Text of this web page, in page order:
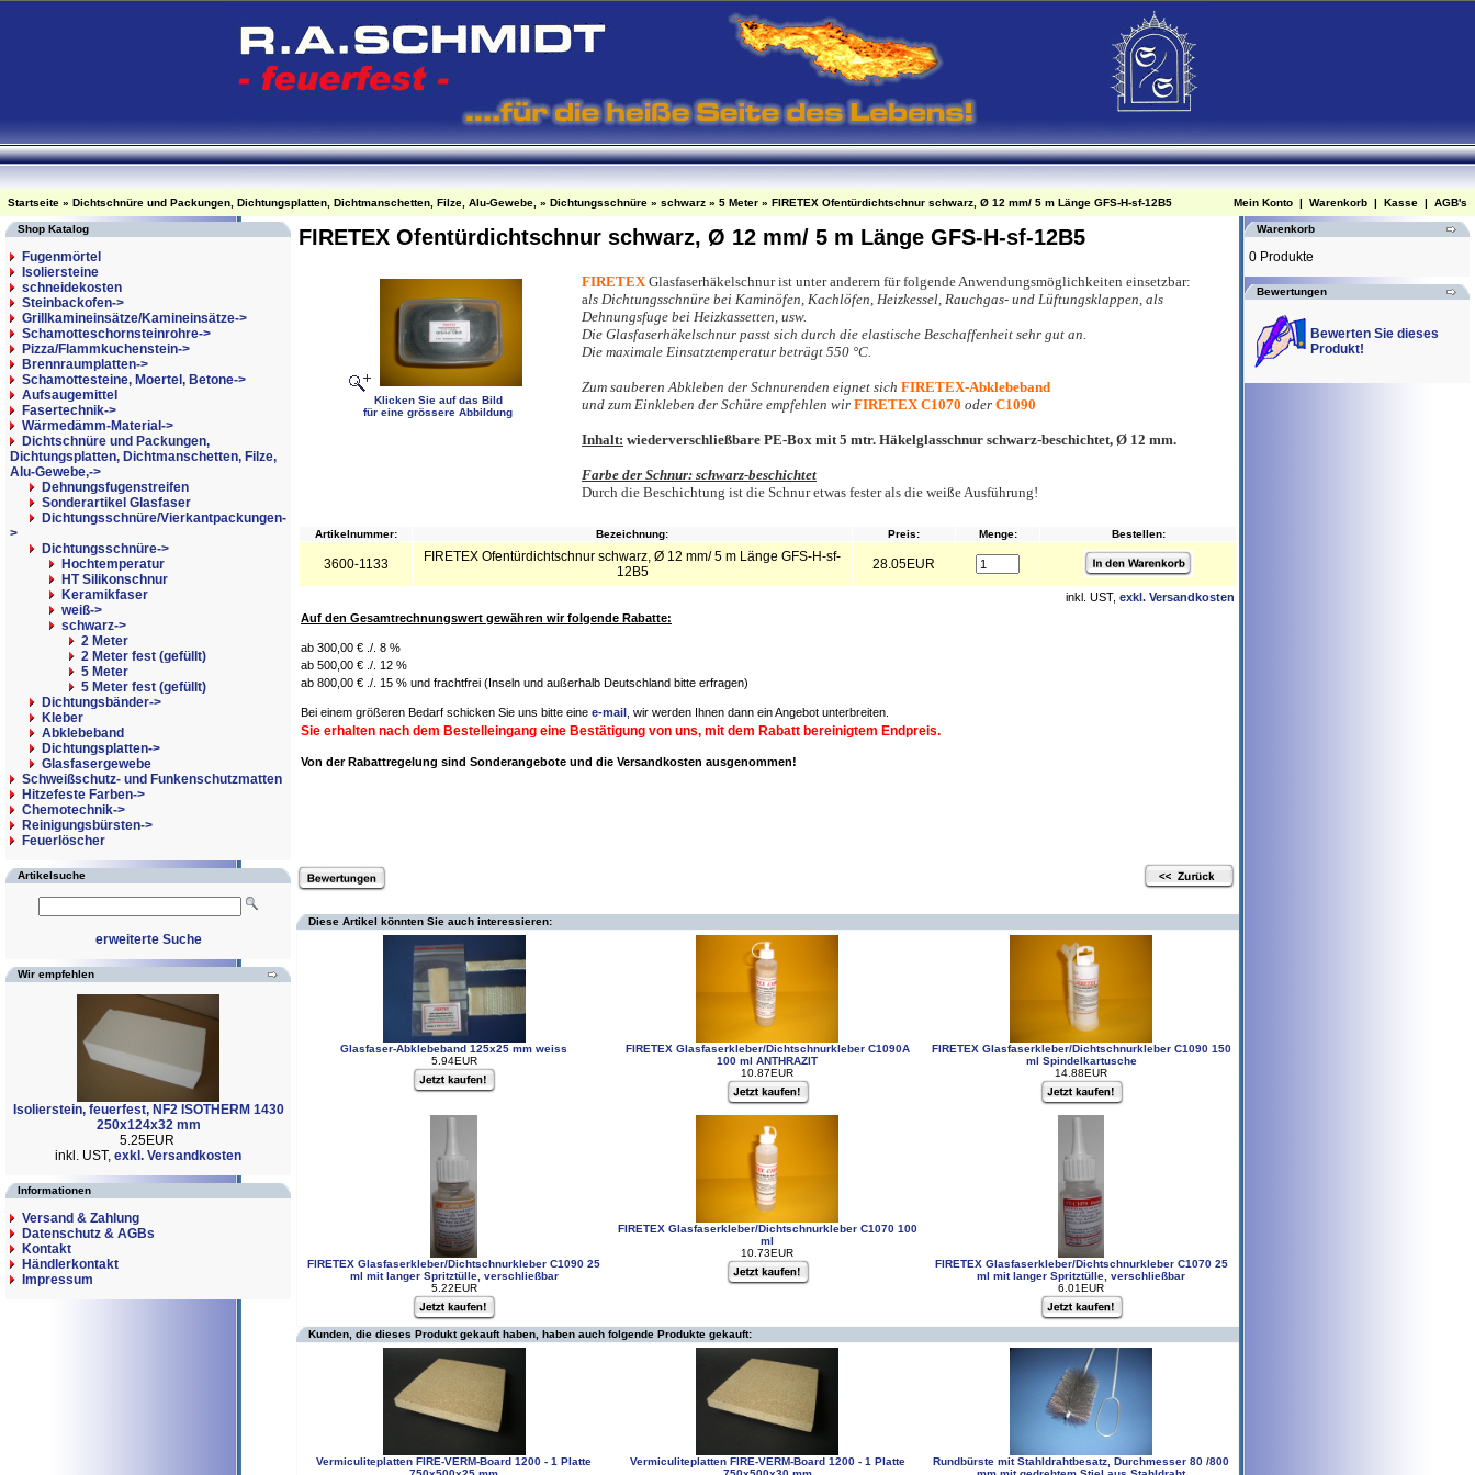
Startseite » Dichtschnüre und Packungen, Dichtungsplatten, Dichtmanschetten, Filze, Alu-Gewebe, » Dichtungsschnüre » schwarz » 5 Meter » FIRETEX Ofentürdichtschnur schwarz, Ø 12 mm/ 5 m Länge GFS-H-sf-12B5 Mein Konto | Warenkorb | Kasse | AGB's
Shop Katalog
Fugenmörtel
Isoliersteine
schneidekosten
Steinbackofen->
Grillkamineinsätze/Kamineinsätze->
Schamotteschornsteinrohre->
Pizza/Flammkuchenstein->
Brennraumplatten->
Schamottesteine, Moertel, Betone->
Aufsaugemittel
Fasertechnik->
Wärmedämm-Material->
Dichtschnüre und Packungen,
Dichtungsplatten, Dichtmanschetten, Filze,
Alu-Gewebe,->
Dehnungsfugenstreifen
Sonderartikel Glasfaser
Dichtungsschnüre/Vierkantpackungen-
>
Dichtungsschnüre->
Hochtemperatur
HT Silikonschnur
Keramikfaser
weiß->
schwarz->
2 Meter
2 Meter fest (gefüllt)
5 Meter
5 Meter fest (gefüllt)
Dichtungsbänder->
Kleber
Abklebeband
Dichtungsplatten->
Glasfasergewebe
Schweißschutz- und Funkenschutzmatten
Hitzefeste Farben->
Chemotechnik->
Reinigungsbürsten->
Feuerlöscher
Artikelsuche
erweiterte Suche
Wir empfehlen
Isolierstein, feuerfest, NF2 ISOTHERM 1430
250x124x32 mm
5.25EUR
inkl. UST, exkl. Versandkosten
Informationen
Versand & Zahlung
Datenschutz & AGBs
Kontakt
Händlerkontakt
Impressum
FIRETEX Ofentürdichtschnur schwarz, Ø 12 mm/ 5 m Länge GFS-H-sf-12B5
Klicken Sie auf das Bild
für eine grössere Abbildung
FIRETEXGlasfaserhäkelschnur ist unter anderem für folgende Anwendungsmöglichkeiten einsetzbar:
als Dichtungsschnüre bei Kaminöfen, Kachlöfen, Heizkessel, Rauchgas- und Lüftungsklappen, als
Dehnungsfuge bei Heizkassetten, usw.
Die Glasfaserhäkelschnur passt sich durch die elastische Beschaffenheit sehr gut an.
Die maximale Einsatztemperatur beträgt 550 °C.
Zum sauberen Abkleben der Schnurenden eignet sich FIRETEX-Abklebeband
und zum Einkleben der Schüre empfehlen wir FIRETEX C1070 oder C1090
Inhalt: wiederverschließbare PE-Box mit 5 mtr. Häkelglasschnur schwarz-beschichtet, Ø 12 mm.
Farbe der Schnur: schwarz-beschichtet
Durch die Beschichtung ist die Schnur etwas fester als die weiße Ausführung!
Artikelnummer: Bezeichnung: Preis: Menge: Bestellen:
3600-1133
FIRETEX Ofentürdichtschnur schwarz, Ø 12 mm/ 5 m Länge GFS-H-sf-
12B5
28.05EUR
inkl. UST, exkl. Versandkosten
Auf den Gesamtrechnungswert gewähren wir folgende Rabatte:
ab 300,00 € ./. 8 %
ab 500,00 € ./. 12 %
ab 800,00 € ./. 15 % und frachtfrei (Inseln und außerhalb Deutschland bitte erfragen)
Bei einem größeren Bedarf schicken Sie uns bitte eine e-mail , wir werden Ihnen dann ein Angebot unterbreiten.
Sie erhalten nach dem Bestelleingang eine Bestätigung von uns, mit dem Rabatt bereinigtem Endpreis.
Von der Rabattregelung sind Sonderangebote und die Versandkosten ausgenommen!
Diese Artikel könnten Sie auch interessieren:
Glasfaser-Abklebeband 125x25 mm weiss
5.94EUR
FIRETEX Glasfaserkleber/Dichtschnurkleber C1090A
100 ml ANTHRAZIT
10.87EUR
FIRETEX Glasfaserkleber/Dichtschnurkleber C1090 150
ml Spindelkartusche
14.88EUR
FIRETEX Glasfaserkleber/Dichtschnurkleber C1090 25
ml mit langer Spritztülle, verschließbar
5.22EUR
FIRETEX Glasfaserkleber/Dichtschnurkleber C1070 100
ml
10.73EUR
FIRETEX Glasfaserkleber/Dichtschnurkleber C1070 25
ml mit langer Spritztülle, verschließbar
6.01EUR
Kunden, die dieses Produkt gekauft haben, haben auch folgende Produkte gekauft:
Vermiculiteplatten FIRE-VERM-Board 1200 - 1 Platte
Vermiculiteplatten FIRE-VERM-Board 1200 - 1 Platte
Rundbürste mit Stahldrahtbesatz, Durchmesser 80 /800
Warenkorb
0 Produkte
Bewertungen
Bewerten Sie dieses
Produkt!